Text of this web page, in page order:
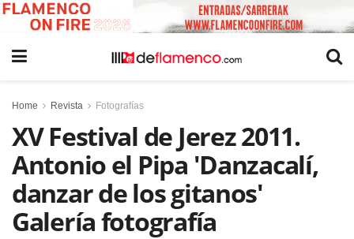
Home Revista Fotografías
XV Festival de Jerez 2011.
Antonio el Pipa 'Danzacalí,
danzar de los gitanos'
Galería fotografía